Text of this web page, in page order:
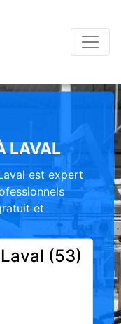
LAVAL
est expert
et
(53)